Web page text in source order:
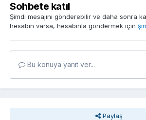
Sohbete katıl
Şimdi mesajını gönderebilir ve daha sonra
hesabın varsa, hesabınla göndermek için
Bu konuya yanıt ver...
Paylaş